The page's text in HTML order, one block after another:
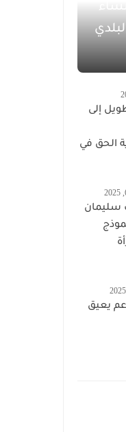
إلى
الحق في
سليمان
يعيق